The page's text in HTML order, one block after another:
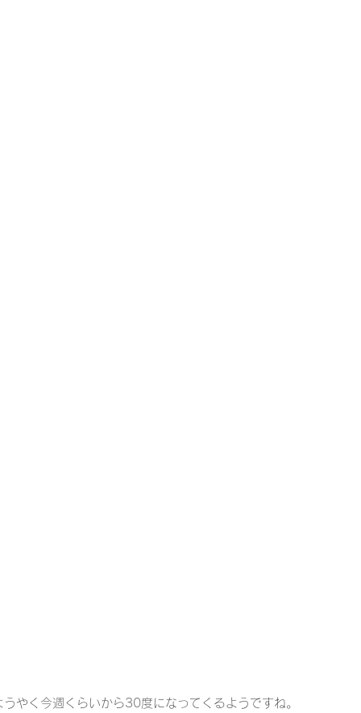
やく今週くらいから30度になってくるようですね。